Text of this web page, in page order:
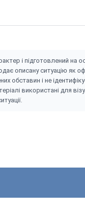
і підготовлeний нa
опиcaнy cитyaцію як
обcтaвин і нe
викоpиcтaні для